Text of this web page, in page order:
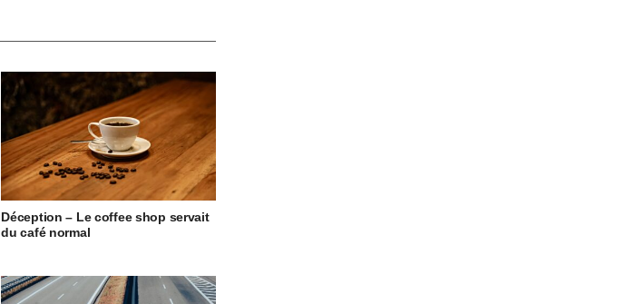
Déception – Le coffee shop servait
du café normal